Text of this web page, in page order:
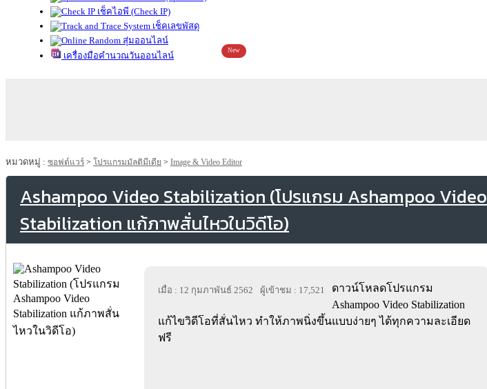
เช็คไอพี (Check IP)
เช็คเลขพัสดุ
สุ่มออนไลน์
เครื่องมือคำนวณวันออนไลน์
New
หมวดหมู่ : ซอฟต์แวร์ > โปรแกรมมัลติมีเดีย > Image & Video Editor
Ashampoo Video Stabilization (โปรแกรม Ashampoo Video
Stabilization แก้ภาพสั่นไหวในวิดีโอ)
เมื่อ : 12 กุมภาพันธ์ 2562 ผู้เข้าชม : 17,521
ดาวน์โหลดโปรแกรม
Ashampoo Video Stabilization
แก้ไขวิดีโอที่สั่นไหว ทำให้ภาพนิ่งขึ้นแบบง่ายๆ ได้ทุกความละเอียด
ฟรี